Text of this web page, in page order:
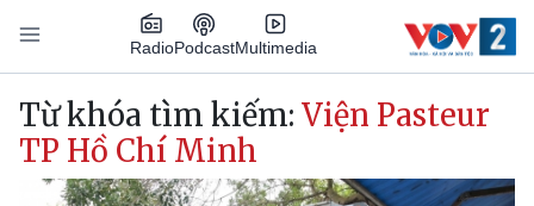
Nhảy đến nội dung
RadioPodcastMultimedia
Main navigation
Từ khóa tìm kiếm: Viện Pasteur
TP Hồ Chí Minh